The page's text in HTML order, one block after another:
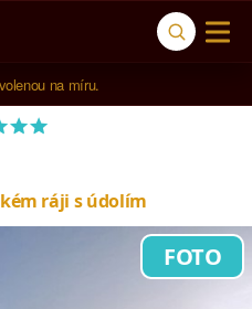
dovolenou od 100.000 Kč.
ráji s údolím
FOTO